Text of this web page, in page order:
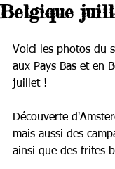
Belgique
Voici les photos du
aux Pays Bas et en
juillet !
Découverte
mais aussi des
ainsi que des frites